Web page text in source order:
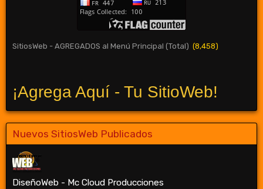
SitiosWeb - AGREGADOS al Menú Principal (Total) (8,458)
¡Agrega Aquí - Tu SitioWeb!
Nuevos SitiosWeb Publicados
DiseñoWeb - Mc Cloud Producciones